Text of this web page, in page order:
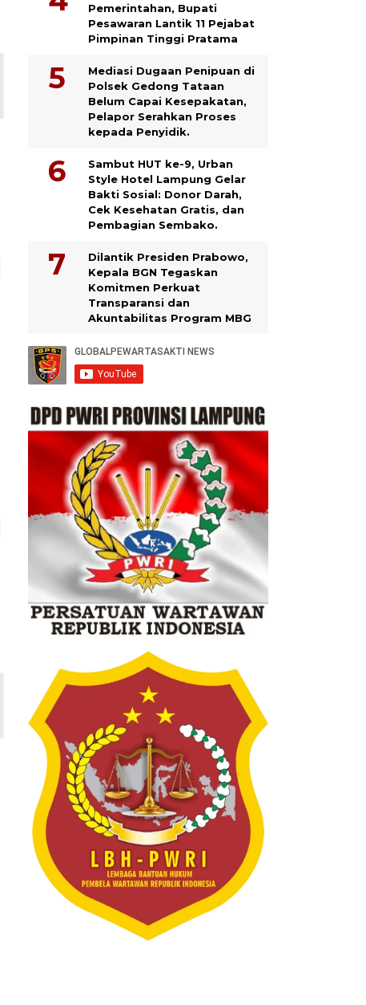
Pemerintahan, Bupati
Pesawaran Lantik 11 Pejabat
Pimpinan Tinggi Pratama
Mediasi Dugaan Penipuan di
Polsek Gedong Tataan
Belum Capai Kesepakatan,
Pelapor Serahkan Proses
kepada Penyidik.
Sambut HUT ke-9, Urban
Style Hotel Lampung Gelar
Bakti Sosial: Donor Darah,
Cek Kesehatan Gratis, dan
Pembagian Sembako.
Dilantik Presiden Prabowo,
Kepala BGN Tegaskan
Komitmen Perkuat
Transparansi dan
Akuntabilitas Program MBG